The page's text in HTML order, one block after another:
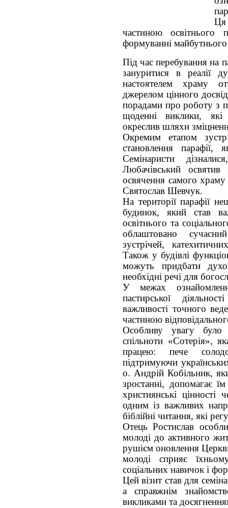
Ця
частиною
формуванні
Під час перебування на
зануритися в реалії
настоятелем храму
джерелом цінного
порадами про роботу з
щоденні виклики,
окреслив шляхи
Окремим етапом
становлення парафії,
Семінаристи
Любачівський
освячення самого
Святослав Шевчук.
На території парафії
будинок, який став
освітнього та
облаштовано
зустрічей,
Також у будівлі
можуть придбати
необхідні речі для
У межах
пастирської
важливості точного
частиною
Особливу увагу було
спільноти «Сотерія»,
працею: пече
підтримуючи
о. Андрій Кобільник,
зростанні, допомагає
християнські цінності
одним із важливих
біблійні читання, які
Отець Ростислав
молоді до активного
рушієм оновлення
молоді сприяє
соціальних навичок і
Цей візит став для
а справжнім
викликами та